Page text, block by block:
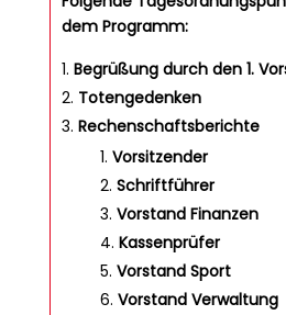
dem Programm:
Begrüßung durch den 1.
Totengedenken
Rechenschaftsberichte
Vorsitzender
Schriftführer
Vorstand Finanzen
Kassenprüfer
Vorstand Sport
Vorstand Verwaltung